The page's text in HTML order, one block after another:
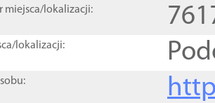
miejsca/lokalizacji:
lokalizacji: